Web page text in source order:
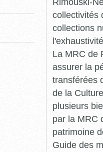
collectivités
collections
La MRC de
assurer la
transférées
de la
plusieurs
par la MRC
patrimoine
Guide des